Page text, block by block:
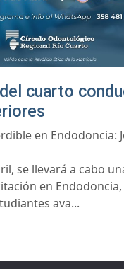
cuarto
en Endodoncia:
se llevará a cabo
en
ava...